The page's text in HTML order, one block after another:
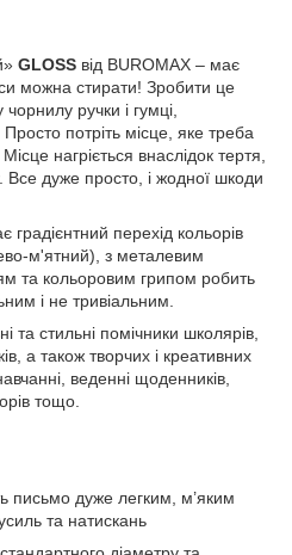
GLOSS від BUROMAX – має
можна стирати! Зробити це
ручки і гумці,
потріть місце, яке треба
нагріється внаслідок тертя,
дуже просто, і жодної шкоди
перехід кольорів
м'ятний), з металевим
та кольоровим грипом робить
і не тривіальним.
та стильні помічники школярів,
а також творчих і креативних
веденні щоденників,
тощо.
письмо дуже легким, м’яким
та натискань